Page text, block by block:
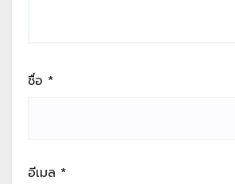
ชื่อ *
อีเมล *